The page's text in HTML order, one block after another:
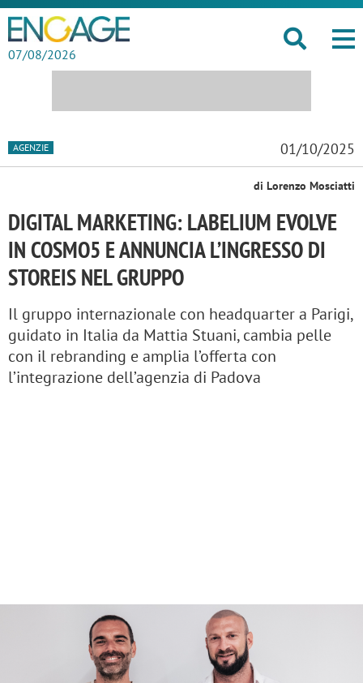
07/08/2026
AGENZIE 01/10/2025
di Lorenzo Mosciatti
DIGITAL MARKETING: LABELIUM EVOLVE
IN COSMO5 E ANNUNCIA L’INGRESSO DI
STOREIS NEL GRUPPO
Il gruppo internazionale con headquarter a Parigi,
guidato in Italia da Mattia Stuani, cambia pelle
con il rebranding e amplia l’offerta con
l’integrazione dell’agenzia di Padova